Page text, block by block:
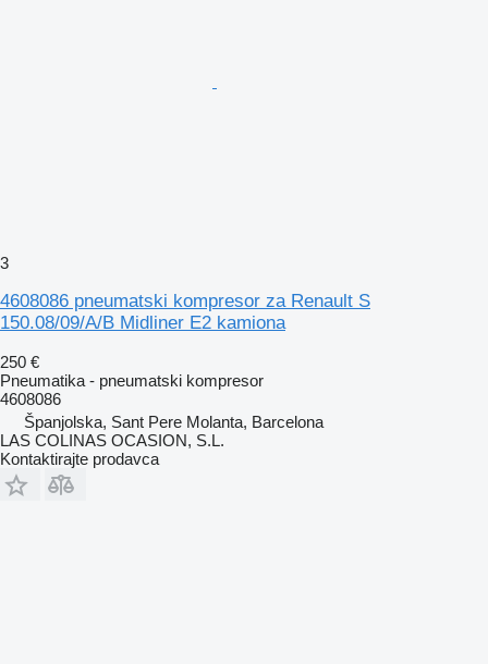
3
4608086 pneumatski kompresor za Renault S
150.08/09/A/B Midliner E2 kamiona
250 €
Pneumatika - pneumatski kompresor
4608086
Španjolska, Sant Pere Molanta, Barcelona
LAS COLINAS OCASION, S.L.
Kontaktirajte prodavca